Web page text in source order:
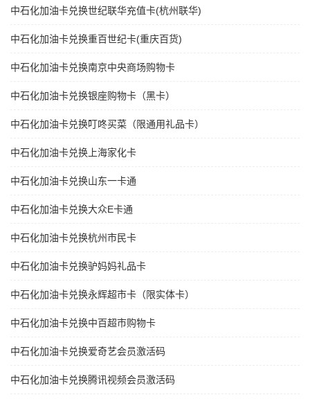
中石化加油卡兑换世纪联华充值卡(杭州联华)
中石化加油卡兑换重百世纪卡(重庆百货)
中石化加油卡兑换南京中央商场购物卡
中石化加油卡兑换银座购物卡（黑卡）
中石化加油卡兑换叮咚买菜（限通用礼品卡）
中石化加油卡兑换上海家化卡
中石化加油卡兑换山东一卡通
中石化加油卡兑换大众E卡通
中石化加油卡兑换杭州市民卡
中石化加油卡兑换驴妈妈礼品卡
中石化加油卡兑换永辉超市卡（限实体卡）
中石化加油卡兑换中百超市购物卡
中石化加油卡兑换爱奇艺会员激活码
中石化加油卡兑换腾讯视频会员激活码